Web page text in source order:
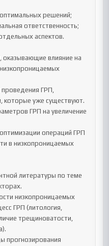
решений;
ответственность;
аспектов.
влияние на
проведения ГРП,
которые уже существуют.
ГРП на увеличение
операций ГРП
в низкопроницаемых
литературы по теме
низкопроницаемых
ГРП (литология,
трещиноватости,
прогнозирования